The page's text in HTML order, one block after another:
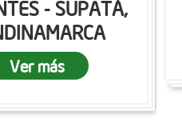
- SUPATÁ,
Ver más